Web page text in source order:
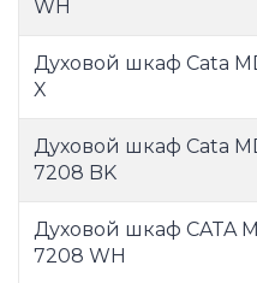
WH
Духовой шкаф Cata
X
Духовой шкаф Cata
7208 BK
Духовой шкаф CATA
7208 WH